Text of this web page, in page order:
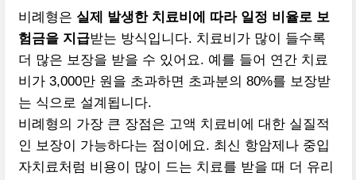
비례형은 실제 발생한 치료비에 따라 일정 비율로 보
험금을 지급받는 방식입니다. 치료비가 많이 들수록
더 많은 보장을 받을 수 있어요. 예를 들어 연간 치료
비가 3,000만 원을 초과하면 초과분의 80%를 보장받
는 식으로 설계됩니다.
비례형의 가장 큰 장점은 고액 치료비에 대한 실질적
인 보장이 가능하다는 점이에요. 최신 항암제나 중입
자치료처럼 비용이 많이 드는 치료를 받을 때 더 유리